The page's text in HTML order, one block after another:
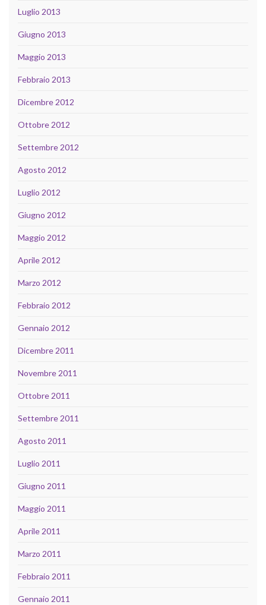
Luglio 2013
Giugno 2013
Maggio 2013
Febbraio 2013
Dicembre 2012
Ottobre 2012
Settembre 2012
Agosto 2012
Luglio 2012
Giugno 2012
Maggio 2012
Aprile 2012
Marzo 2012
Febbraio 2012
Gennaio 2012
Dicembre 2011
Novembre 2011
Ottobre 2011
Settembre 2011
Agosto 2011
Luglio 2011
Giugno 2011
Maggio 2011
Aprile 2011
Marzo 2011
Febbraio 2011
Gennaio 2011